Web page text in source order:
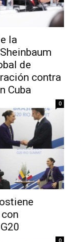
la
de
contra
Cuba
0
0